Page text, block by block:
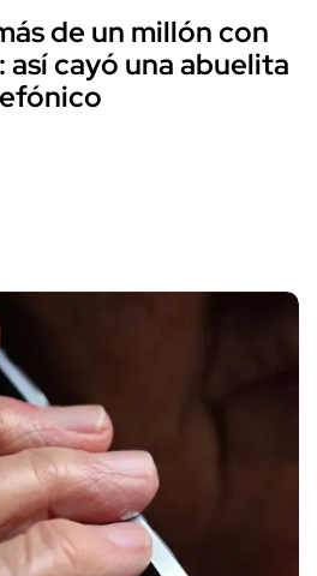
de un millón con
así cayó una abuelita